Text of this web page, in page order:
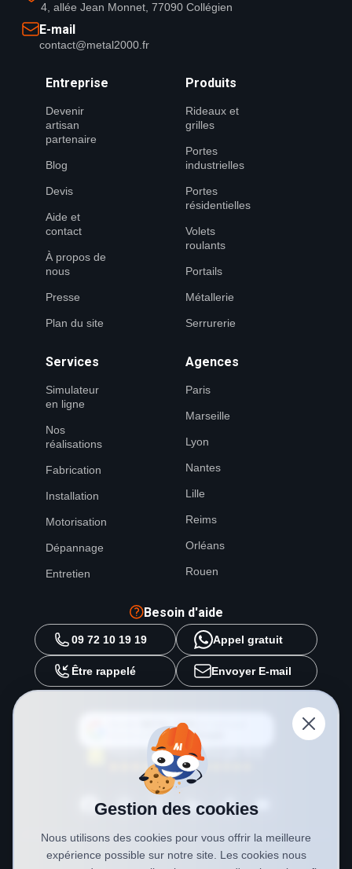
4, allée Jean Monnet, 77090 Collégien
E-mail
contact@metal2000.fr
Entreprise
Devenir
artisan
partenaire
Blog
Devis
Aide et
contact
À propos de
nous
Presse
Plan du site
Produits
Rideaux et
grilles
Portes
industrielles
Portes
résidentielles
Volets
roulants
Portails
Métallerie
Serrurerie
Services
Simulateur
en ligne
Nos
réalisations
Fabrication
Installation
Motorisation
Dépannage
Entretien
Agences
Paris
Marseille
Lyon
Nantes
Lille
Reims
Orléans
Rouen
Besoin d'aide
09 72 10 19 19 Appel gratuit
Être rappelé Envoyer E-mail
METAL 2000
source préférée surGoogle
Gestion des cookies
Nous utilisons des cookies pour vous offrir la meilleure
expérience possible sur notre site. Les cookies nous